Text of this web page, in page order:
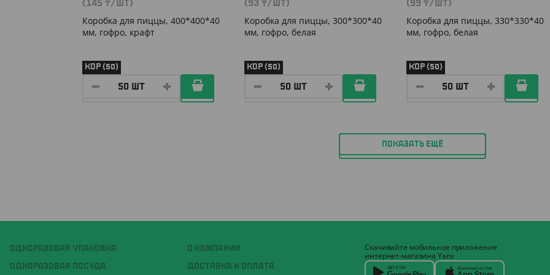
(145 ₸/ШТ)
Коробка для пиццы, 400*400*40
мм, гофро, крафт
КОР (50)
(93 ₸/ШТ)
Коробка для пиццы, 300*300*40
мм, гофро, белая
КОР (50)
(99 ₸/ШТ)
Коробка для пиццы, 330*330*40
мм, гофро, белая
КОР (50)
ПОКАЗАТЬ ЕЩЁ
ОДНОРАЗОВАЯ УПАКОВКА
ОДНОРАЗОВАЯ ПОСУДА
О КОМПАНИИ
ДОСТАВКА И ОПЛАТА
Скачивайте мобильное приложение
интернет-магазина Yans